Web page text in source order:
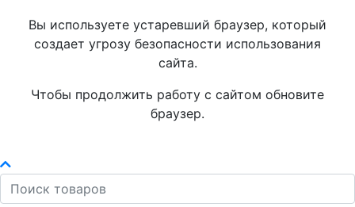
Вы используете устаревший браузер, который
создает угрозу безопасности использования
сайта.
Чтобы продолжить работу с сайтом обновите
браузер.